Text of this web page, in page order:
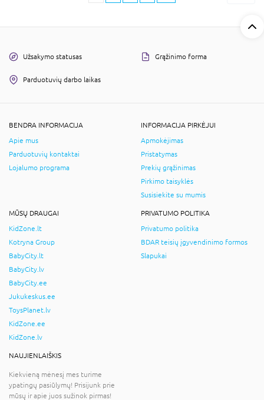
Užsakymo statusas Grąžinimo forma
Parduotuvių darbo laikas
BENDRA INFORMACIJA
Apie mus
Parduotuvių kontaktai
Lojalumo programa
INFORMACIJA PIRKĖJUI
Apmokėjimas
Pristatymas
Prekių grąžinimas
Pirkimo taisyklės
Susisiekite su mumis
MŪSŲ DRAUGAI
KidZone.lt
Kotryna Group
BabyCity.lt
BabyCity.lv
BabyCity.ee
Jukukeskus.ee
ToysPlanet.lv
KidZone.ee
KidZone.lv
PRIVATUMO POLITIKA
Privatumo politika
BDAR teisių įgyvendinimo formos
Slapukai
NAUJIENLAIŠKIS
Kiekvieną mėnesį mes turime
ypatingų pasiūlymų! Prisijunk prie
mūsų ir apie juos sužinok pirmas!